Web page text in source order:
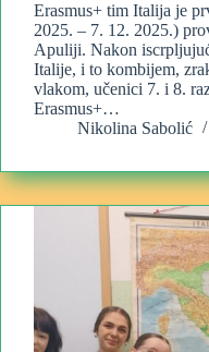
Erasmus+ tim Italija je
2025. – 7. 12. 2025.)
Apuliji. Nakon
Italije, i to kombijem,
vlakom, učenici 7. i 8.
Erasmus+…
Nikolina Sabolić